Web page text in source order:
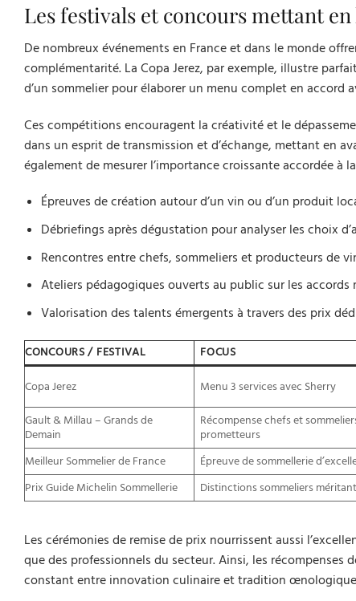
Les festivals et concours mettant
De nombreux événements en France et dans le monde
complémentarité. La Copa Jerez, par exemple, illustre
d’un sommelier pour élaborer un menu complet en accord
Ces compétitions encouragent la créativité et le
dans un esprit de transmission et d’échange, mettant en
également de mesurer l’importance croissante accordée
Épreuves de création autour d’un vin ou d’un produit
Débriefings après dégustation pour analyser les choix
Rencontres entre chefs, sommeliers et producteurs de
Ateliers pédagogiques ouverts au public sur les accords
Valorisation des talents émergents à travers des prix
CONCOURS / FESTIVAL FOCUS
Copa Jerez Menu 3 services avec Sherry
Gault & Millau – Grands de
Demain
Récompense chefs et
prometteurs
Meilleur Sommelier de France
Épreuve de sommellerie
Prix Guide Michelin Sommellerie
Distinctions sommeliers
Les cérémonies de remise de prix nourrissent aussi
que des professionnels du secteur. Ainsi, les
constant entre innovation culinaire et tradition